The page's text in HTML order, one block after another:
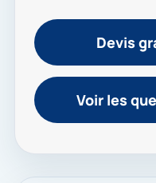
Devis
Voir les